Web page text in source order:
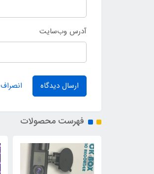
آدرس وب‌سایت
ارسال دیدگاه انصراف
فهرست محصولات